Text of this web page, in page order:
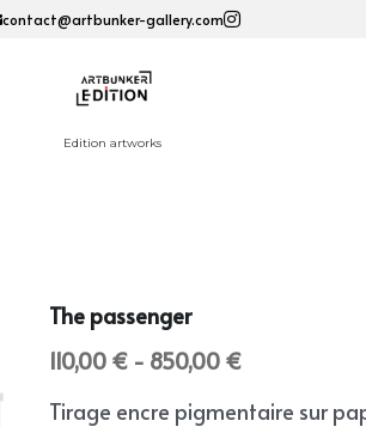
contact@artbunker-gallery.com
Edition artworks
The passenger
110,00 € - 850,00 €
Tirage encre pigmentaire sur